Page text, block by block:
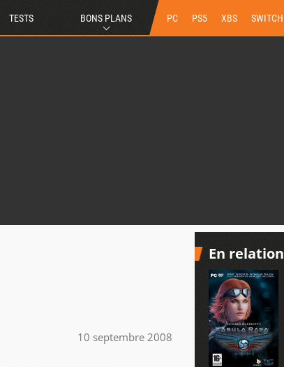
TESTS BONS PLANS PC PS5 XBS SWITCH
10 septembre 2008
En relation